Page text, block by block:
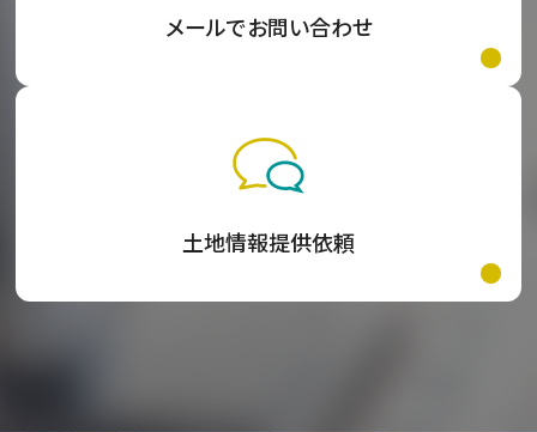
メールでお問い合わせ
土地情報提供依頼